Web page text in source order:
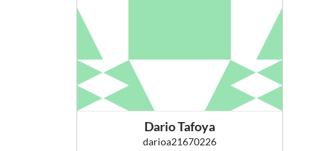
Dario Tafoya
darioa21670226